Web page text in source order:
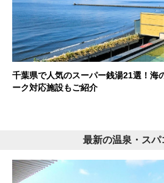
千葉県で人気のスーパー銭湯21選！海
ーク対応施設もご紹介
最新の温泉・スパ